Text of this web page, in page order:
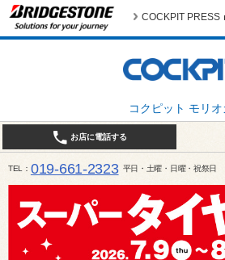
コクピット モリオ
COCKPIT PRESS
お店に電話する
TEL 019-661-2323 平日・土曜・日曜・祝祭日